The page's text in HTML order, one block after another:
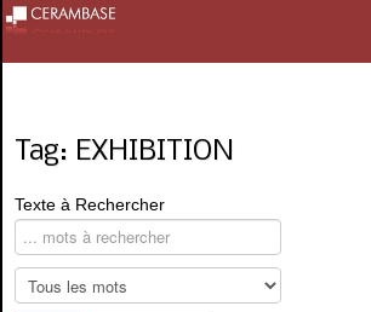
Tag: EXHIBITION
Texte à Rechercher